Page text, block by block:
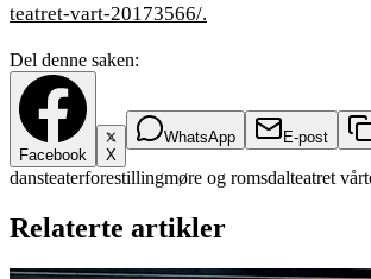
teatret-vart-20173566/.
Del denne saken:
Facebook X
WhatsApp E-post
dansteaterforestillingmøre og romsdalteatret vårt
Relaterte artikler